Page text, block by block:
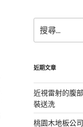
尋
關
字:
近期文章
近視雷射的腹
裝送洗
桃園木地板公